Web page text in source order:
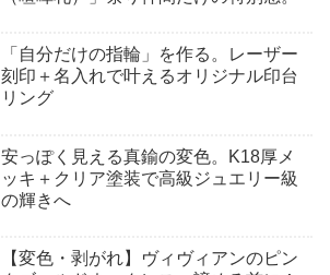
「自分だけの指輪」を作る。レーザー
刻印＋名入れで叶えるオリジナル印台
リング
安っぽく見える真鍮の変色。K18厚メ
ッキ＋クリア塗装で高級ジュエリー級
の輝きへ
【変色・剥がれ】ヴィヴィアンのピン